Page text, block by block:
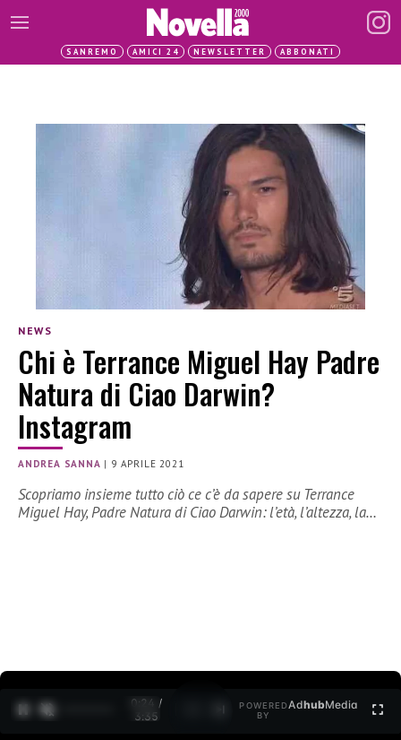
SANREMO AMICI 24 NEWSLETTER ABBONATI
NEWS
Chi è Terrance Miguel Hay Padre
Natura di Ciao Darwin?
Instagram
ANDREA SANNA | 9 APRILE 2021
Scopriamo insieme tutto ciò ce c’è da sapere su Terrance
Miguel Hay, Padre Natura di Ciao Darwin: l’età, l’altezza, la…
0:25 /
3:35
POWERED
BY
AdhubMedia